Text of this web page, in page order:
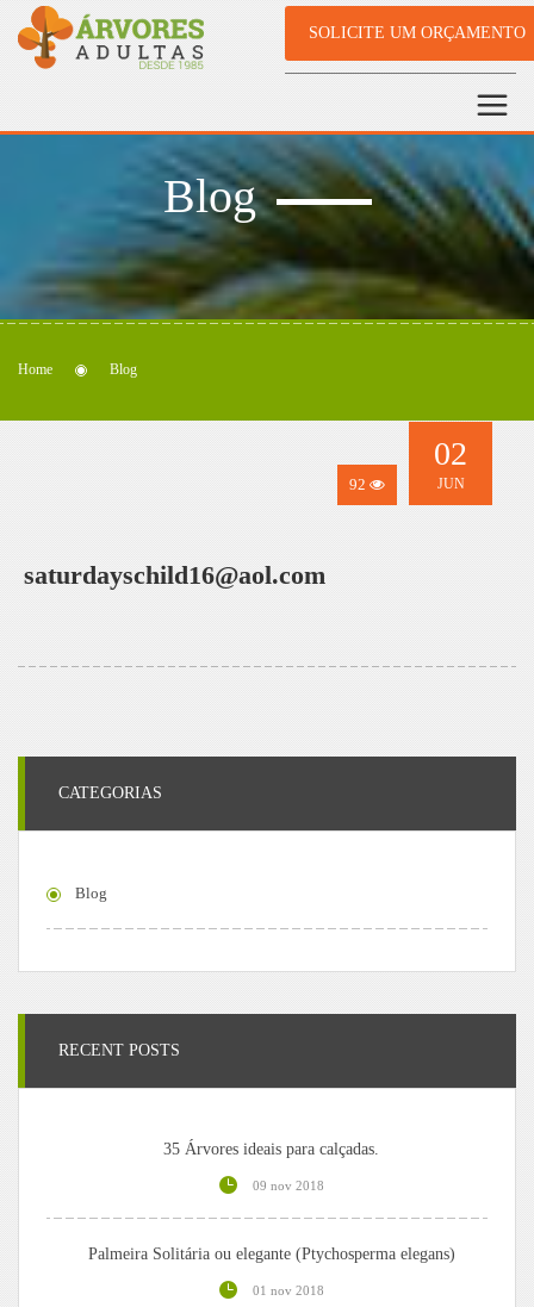
SOLICITE UM ORÇAMENTO
Blog
Home Blog
92
02
JUN
saturdayschild16@aol.com
CATEGORIAS
Blog
RECENT POSTS
35 Árvores ideais para calçadas.
09 nov 2018
Palmeira Solitária ou elegante (Ptychosperma elegans)
01 nov 2018